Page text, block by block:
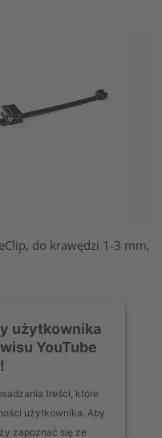
do krawędzi 1-3 mm,
użytkownika
YouTube
treści, które
użytkownika. Aby
zapoznać się ze